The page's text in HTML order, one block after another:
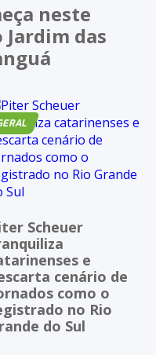
neste
das
Scheuer
e
cenário de
como o
no Rio
do Sul